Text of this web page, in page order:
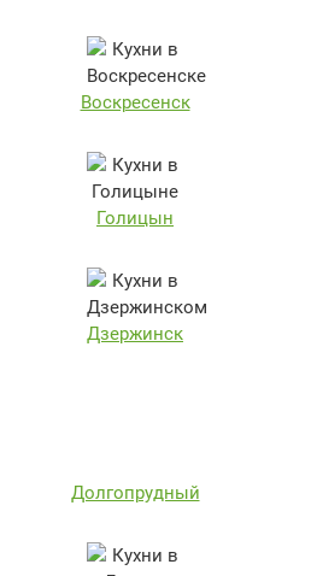
Воскресенск
Голицын
Дзержинск
Долгопрудный